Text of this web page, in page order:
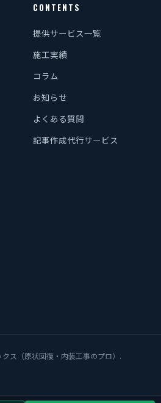
CONTENTS
提供サービス一覧
施工実績
コラム
お知らせ
よくある質問
記事作成代行サービス
ス（原状回復・内装工事のプロ）.